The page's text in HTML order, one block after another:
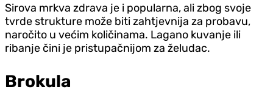
Sirova mrkva zdrava je i popularna, ali zbog svoje
tvrde strukture može biti zahtjevnija za probavu,
naročito u većim količinama. Lagano kuvanje ili
ribanje čini je pristupačnijom za želudac.
Brokula